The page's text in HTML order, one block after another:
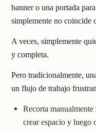
banner o una portada
simplemente no coincide
A veces, simplemente
y completa.
Pero tradicionalmente,
un flujo de trabajo
Recorta
crear espacio y luego